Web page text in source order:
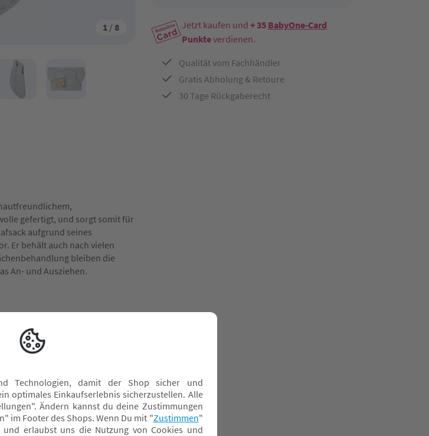
1 / 8 Jetzt kaufen und + 35 BabyOne-Card
Punkteverdienen.
Qualität vom Fachhändler
Gratis Abholung & Retoure
30 Tage Rückgaberecht
gefertigt, und sorgt somit für
aufgrund seines
Er behält auch nach vielen
bleiben die
An- und Ausziehen.